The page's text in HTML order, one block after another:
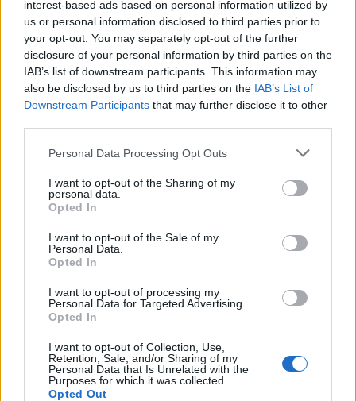
interest-based ads based on personal information utilized by
us or personal information disclosed to third parties prior to
your opt-out. You may separately opt-out of the further
disclosure of your personal information by third parties on the
IAB’s list of downstream participants. This information may
also be disclosed by us to third parties on the IAB’s List of
Downstream Participants that may further disclose it to other
Personal Data Processing Opt Outs
I want to opt-out of the Sharing of my
personal data.
Opted In
I want to opt-out of the Sale of my
Personal Data.
Opted In
I want to opt-out of processing my
Personal Data for Targeted Advertising.
Opted In
I want to opt-out of Collection, Use,
Retention, Sale, and/or Sharing of my
Personal Data that Is Unrelated with the
Purposes for which it was collected.
Opted Out
Αλεξάνδρα Νίκα: Η νέα ανάρτηση με τον γιο της
Βασίλη και τα στιγμιότυπα στο σκάφος
υπάρξει πολύ κακοποιητικός»